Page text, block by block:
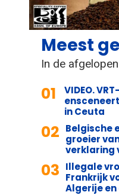
Meest
In de
01
VIDEO.
in Ceuta
02 Belgische
groeier
verklaring
03 Illegale
Frankrijk
Algerije